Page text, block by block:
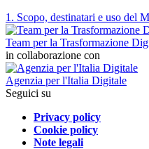
1. Scopo, destinatari e uso del
Team per la Trasformazione
in collaborazione con
Agenzia per l'Italia Digitale
Seguici su
Privacy policy
Cookie policy
Note legali